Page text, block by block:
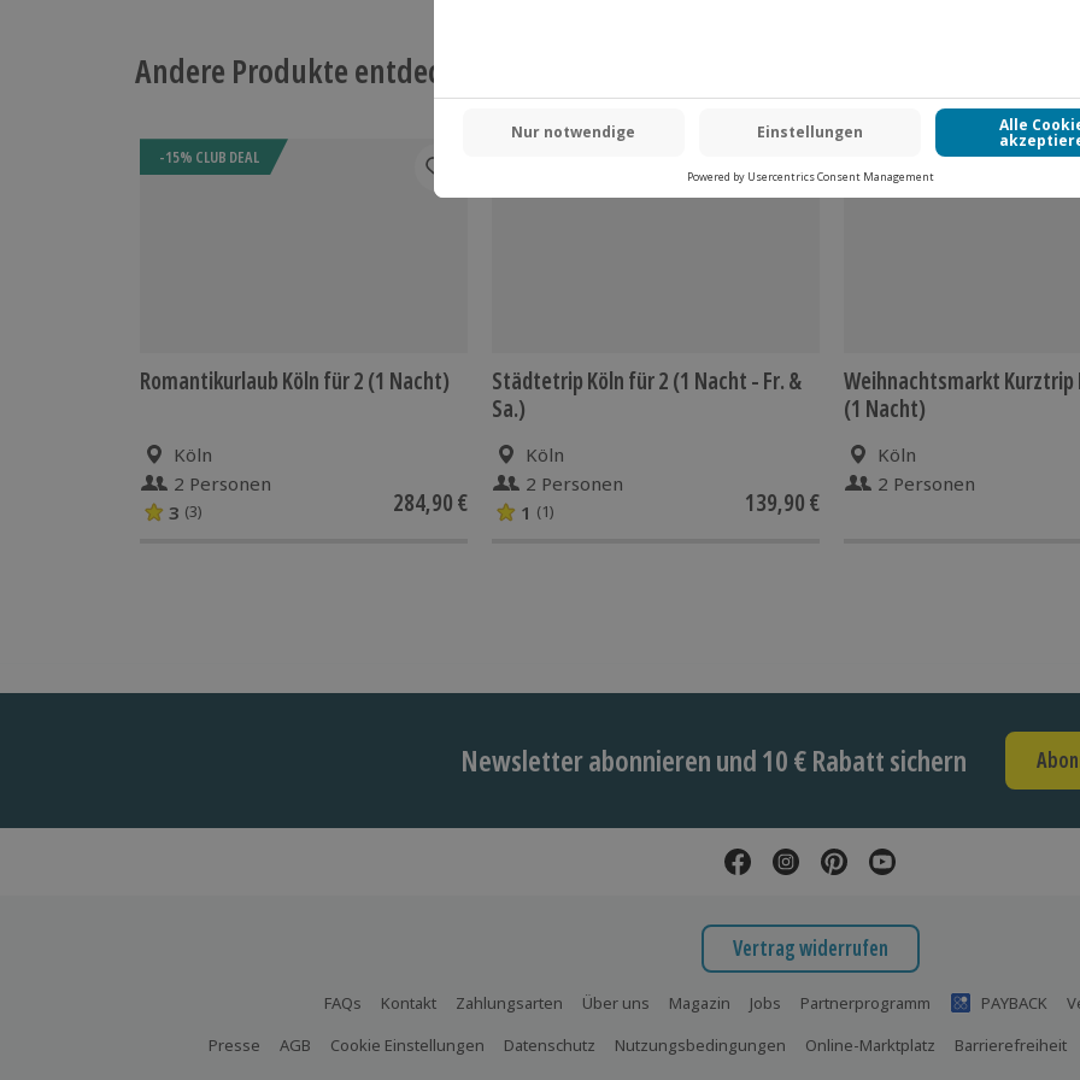
Andere Produkte entdecken
-15% CLUB DEAL
Romantikurlaub Köln für 2 (1 Nacht)
Köln
2 Personen
3 (3) 284,90 €
Städtetrip Köln für 2 (1 Nacht - Fr. &
Sa.)
Köln
2 Personen
1 (1) 139,90 €
Weihnachtsmarkt Kurztrip
(1 Nacht)
Köln
2 Personen
Newsletter abonnieren und 10 € Rabatt sichern
Vertrag widerrufen
FAQs Kontakt Zahlungsarten Über uns Magazin Jobs Partnerprogramm PAYBACK
Presse
AGB Cookie Einstellungen Datenschutz Nutzungsbedingungen Online-Marktplatz Barrierefreiheit